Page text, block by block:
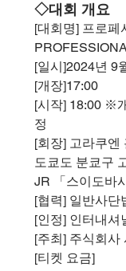
◇대회 개요
[대회명] 프로페
[일시]2024년 9
[개장]17:00
[시작] 18:00 ※
정
[회장] 고라쿠엔
도쿄도 분쿄구
JR 「스이도바
[협력] 일반사단
[인정] 인터내셔
[주최] 주식회사
[티켓 요금]